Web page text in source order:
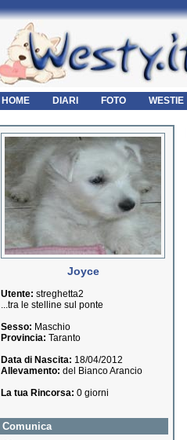
HOME DIARI FOTO WESTIE
Joyce
Utente: streghetta2
...tra le stelline sul ponte
Sesso: Maschio
Provincia: Taranto
Data di Nascita: 18/04/2012
Allevamento: del Bianco Arancio
La tua Rincorsa: 0 giorni
Comunica